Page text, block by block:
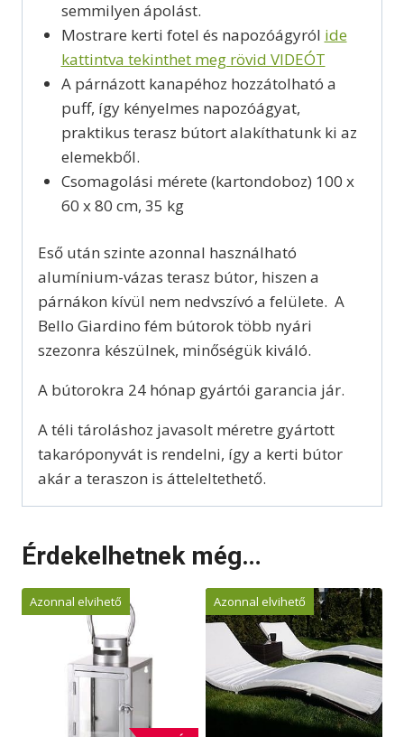
semmilyen ápolást.
Mostrare kerti fotel és napozóágyról ide
kattintva tekinthet meg rövid VIDEÓT
A párnázott kanapéhoz hozzátolható a
puff, így kényelmes napozóágyat,
praktikus terasz bútort alakíthatunk ki az
elemekből.
Csomagolási mérete (kartondoboz) 100 x
60 x 80 cm, 35 kg
Eső után szinte azonnal használható
alumínium-vázas terasz bútor, hiszen a
párnákon kívül nem nedvszívó a felülete. A
Bello Giardino fém bútorok több nyári
szezonra készülnek, minőségük kiváló.
A bútorokra 24 hónap gyártói garancia jár.
A téli tároláshoz javasolt méretre gyártott
takaróponyvát is rendelni, így a kerti bútor
akár a teraszon is átteleltethető.
Érdekelhetnek még…
Azonnal elvihető Azonnal elvihető